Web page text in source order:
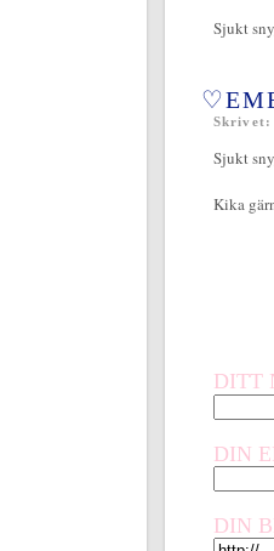
Sjukt
Skrivet:
Sjukt
Kika
DITT
DIN
DIN